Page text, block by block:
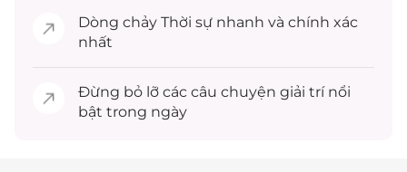
Dòng chảy Thời sự nhanh và chính xác
nhất
Đừng bỏ lỡ các câu chuyện giải trínổi
bật trong ngày